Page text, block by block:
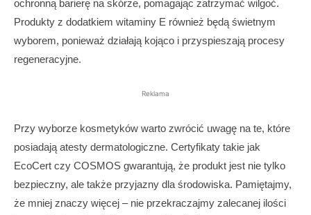
ochronną barierę na skórze, pomagając zatrzymać wilgoć.
Produkty z dodatkiem witaminy E również będą świetnym
wyborem, ponieważ działają kojąco i przyspieszają procesy
regeneracyjne.
Reklama
Przy wyborze kosmetyków warto zwrócić uwagę na te, które
posiadają atesty dermatologiczne. Certyfikaty takie jak
EcoCert czy COSMOS gwarantują, że produkt jest nie tylko
bezpieczny, ale także przyjazny dla środowiska. Pamiętajmy,
że mniej znaczy więcej – nie przekraczajmy zalecanej ilości